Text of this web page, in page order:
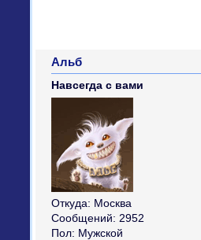
Альб
Навсегда с вами
Откуда: Москва
Сообщений: 2952
Пол: Мужской